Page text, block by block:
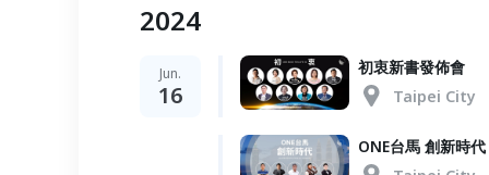
2024
Jun.
16
初衷新書發佈會
Taipei City
ONE台馬 創新時